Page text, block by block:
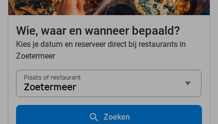
Wie, waar en wanneer bepaald?
Kies je datum en reserveer direct bij restaurants in
Zoetermeer
Plaats of restaurant
Zoetermeer
Zoeken